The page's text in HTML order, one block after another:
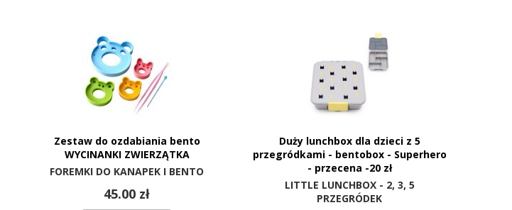
Zestaw do ozdabiania bento
WYCINANKI ZWIERZĄTKA
FOREMKI DO KANAPEK I BENTO
45.00 zł
Duży lunchbox dla dzieci z 5
przegródkami - bentobox - Superhero
- przecena -20 zł
LITTLE LUNCHBOX - 2, 3, 5
PRZEGRÓDEK